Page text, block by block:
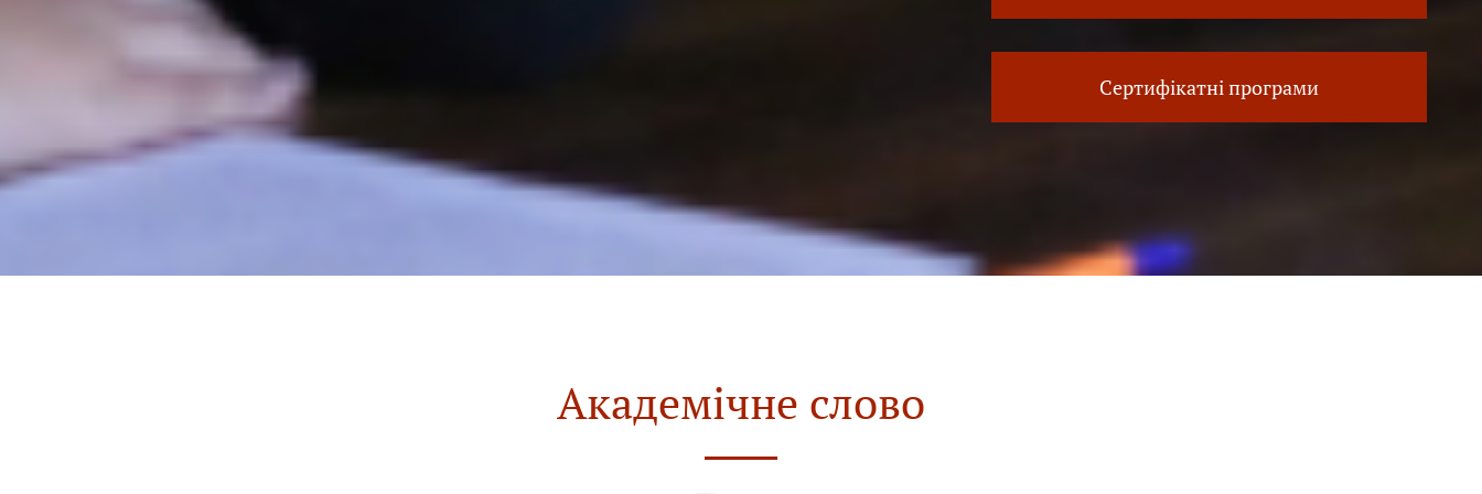
Сертифікатні програми
Академічне слово